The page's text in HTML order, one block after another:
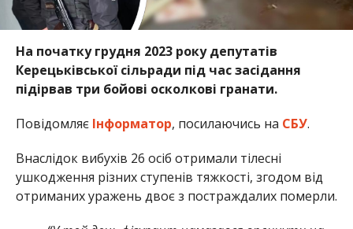
На початку грудня 2023 року депутатів
Керецьківської сільради під час засідання
підірвав три бойові осколкові гранати.
Повідомляє Інформатор, посилаючись на СБУ.
Внаслідок вибухів 26 осіб отримали тілесні
ушкодження різних ступенів тяжкості, згодом від
отриманих уражень двоє з постраждалих померли.